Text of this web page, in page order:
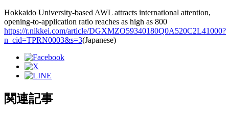
Hokkaido University-based AWL attracts international attention,
opening-to-application ratio reaches as high as 800
https://r.nikkei.com/article/DGXMZO59340180Q0A520C2L41000?
n_cid=TPRN0003&s=3(Japanese)
関連記事